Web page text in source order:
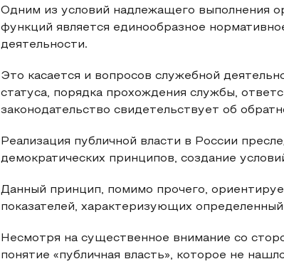
Одним из условий надлежащего выполнения
функций является единообразное
деятельности.
Это касается и вопросов служебной
статуса, порядка прохождения службы,
законодательство свидетельствует об
Реализация публичной власти в России
демократических принципов, создание
Данный принцип, помимо прочего,
показателей, характеризующих
Несмотря на существенное внимание со
понятие «публичная власть», которое не